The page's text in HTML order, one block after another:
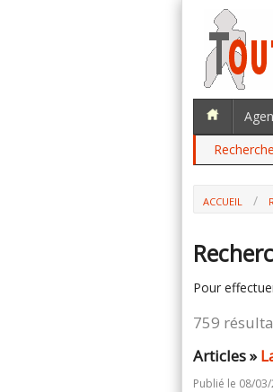
ACCUEIL
Pour
759
Articles »
Publié le 08/